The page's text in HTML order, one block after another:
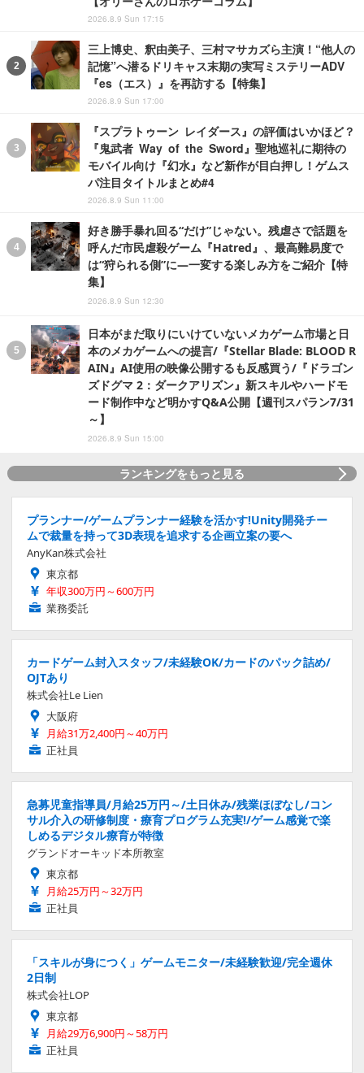
2026.8.9 Sun 17:15
三上博史、釈由美子、三村マサカズら主演！“他人の
記憶”へ潜るドリキャス末期の実写ミステリーADV
『es（エス）』を再訪する【特集】
2026.8.9 Sun 17:00
『スプラトゥーン レイダース』の評価はいかほど？
『鬼武者 Way of the Sword』聖地巡礼に期待の
モバイル向け『幻水』など新作が目白押し！ゲムス
パ注目タイトルまとめ#4
2026.8.9 Sun 11:00
好き勝手暴れ回る“だけ”じゃない。残虐さで話題を
呼んだ市民虐殺ゲーム『Hatred』、最高難易度で
は“狩られる側”に―一変する楽しみ方をご紹介【特
集】
2026.8.9 Sun 12:30
日本がまだ取りにいけていないメカゲーム市場と日
本のメカゲームへの提言/『Stellar Blade: BLOOD R
AIN』AI使用の映像公開するも反感買う/『ドラゴン
ズドグマ 2：ダークアリズン』新スキルやハードモ
ード制作中など明かすQ&A公開【週刊スパラン7/31
～】
2026.8.9 Sun 15:00
ランキングをもっと見る
プランナー/ゲームプランナー経験を活かす!Unity開発チー
ムで裁量を持って3D表現を追求する企画立案の要へ
AnyKan株式会社
東京都
年収300万円～600万円
業務委託
カードゲーム封入スタッフ/未経験OK/カードのパック詰め/
OJTあり
株式会社Le Lien
大阪府
月給31万2,400円～40万円
正社員
急募児童指導員/月給25万円～/土日休み/残業ほぼなし/コン
サル介入の研修制度・療育プログラム充実!/ゲーム感覚で楽
しめるデジタル療育が特徴
グランドオーキッド本所教室
東京都
月給25万円～32万円
正社員
「スキルが身につく」ゲームモニター/未経験歓迎/完全週休
2日制
株式会社LOP
東京都
月給29万6,900円～58万円
正社員